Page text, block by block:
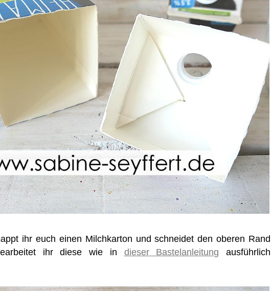
ihr euch einen Milchkarton und schneidet den oberen Rand
ihr diese wie in dieser Bastelanleitung ausführlich